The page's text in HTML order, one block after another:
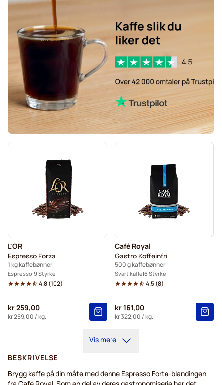
L'OR
Espresso Forza
1 kg kaffebønner
Espresso 9 Styrke
4.8(102)
kr 259,00
kr 259,00 / kg.
Café Royal
Gastro Koffeinfri
500 g kaffebønner
Svart kaffe 6 Styrke
4.5(8)
kr 161,00
kr 322,00 / kg.
Vis mere
BESKRIVELSE
Brygg kaffe på din måte med denne Espresso Forte-blandingen